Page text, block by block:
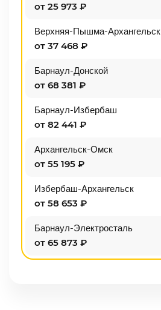
от 25 973 ₽
Верхняя-Пышма-Архангельск
от 37 468 ₽
Барнаул-Донской
от 68 381 ₽
Барнаул-Избербаш
от 82 441 ₽
Архангельск-Омск
от 55 195 ₽
Избербаш-Архангельск
от 58 653 ₽
Барнаул-Электросталь
от 65 873 ₽